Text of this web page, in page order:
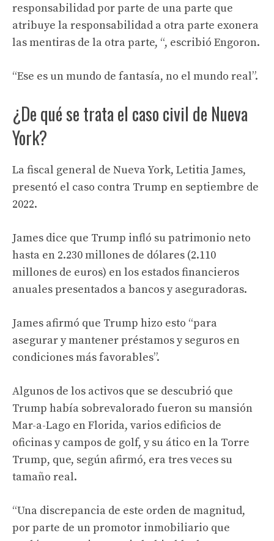
responsabilidad por parte de una parte que
atribuye la responsabilidad a otra parte exonera
las mentiras de la otra parte, “, escribió Engoron.
“Ese es un mundo de fantasía, no el mundo real”.
¿De qué se trata el caso civil de Nueva
York?
La fiscal general de Nueva York, Letitia James,
presentó el caso contra Trump en septiembre de
2022.
James dice que Trump infló su patrimonio neto
hasta en 2.230 millones de dólares (2.110
millones de euros) en los estados financieros
anuales presentados a bancos y aseguradoras.
James afirmó que Trump hizo esto “para
asegurar y mantener préstamos y seguros en
condiciones más favorables”.
Algunos de los activos que se descubrió que
Trump había sobrevalorado fueron su mansión
Mar-a-Lago en Florida, varios edificios de
oficinas y campos de golf, y su ático en la Torre
Trump, que, según afirmó, era tres veces su
tamaño real.
“Una discrepancia de este orden de magnitud,
por parte de un promotor inmobiliario que